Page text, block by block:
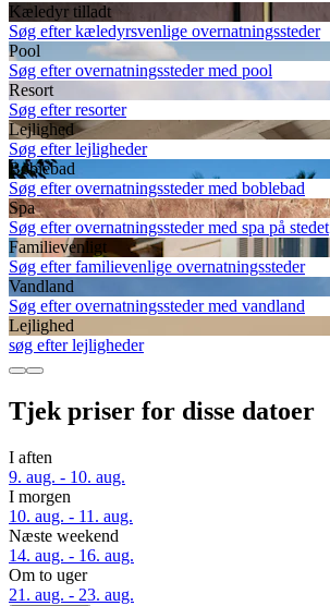
Kæledyr tilladt
Søg efter kæledyrsvenlige overnatningssteder
Pool
Søg efter overnatningssteder med pool
Resort
Søg efter resorter
Lejlighed
Søg efter lejligheder
Boblebad
Søg efter overnatningssteder med boblebad
Spa
Søg efter overnatningssteder med spa på stedet
Familievenligt
Søg efter familievenlige overnatningssteder
Vandland
Søg efter overnatningssteder med vandland
Lejlighed
søg efter lejligheder
Tjek priser for disse datoer
I aften
9. aug. - 10. aug.
I morgen
10. aug. - 11. aug.
Næste weekend
14. aug. - 16. aug.
Om to uger
21. aug. - 23. aug.